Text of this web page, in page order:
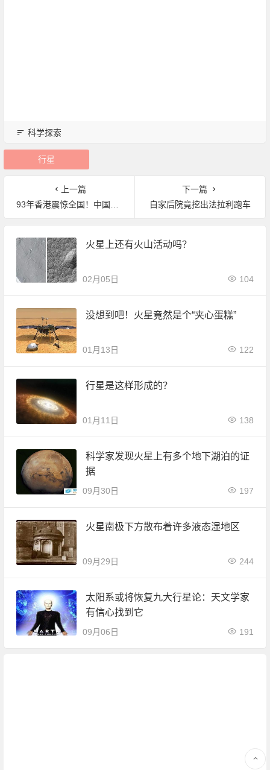
科学探索
行星
上一篇
93年香港震惊全国！中国十大灵异事件
下一篇
自家后院竟挖出法拉利跑车
火星上还有火山活动吗？
02月05日 104
没想到吧！火星竟然是个“夹心蛋糕”
01月13日 122
行星是这样形成的？
01月11日 138
科学家发现火星上有多个地下湖泊的证
据
09月30日 197
火星南极下方散布着许多液态湿地区
09月29日 244
太阳系或将恢复九大行星论：天文学家
有信心找到它
09月06日 191